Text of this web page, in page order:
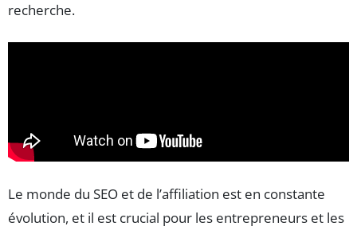
recherche.
Le monde du SEO et de l’affiliation est en constante
évolution, et il est crucial pour les entrepreneurs et les